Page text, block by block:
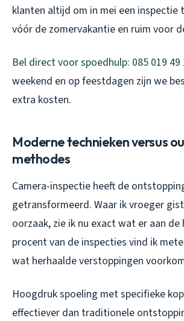
klanten altijd om in mei een inspectie
vóór de zomervakantie en ruim voor
Bel direct voor spoedhulp: 085 019 49
weekend en op feestdagen zijn we
extra kosten.
Moderne technieken versus
methodes
Camera-inspectie heeft de
getransformeerd. Waar ik vroeger
oorzaak, zie ik nu exact wat er aan de
procent van de inspecties vind ik
wat herhaalde verstoppingen
Hoogdruk spoeling met specifieke
effectiever dan traditionele